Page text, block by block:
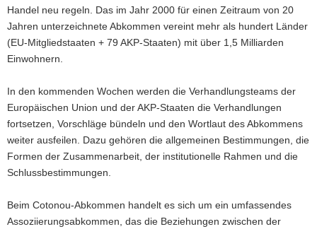
Handel neu regeln. Das im Jahr 2000 für einen Zeitraum von 20
Jahren unterzeichnete Abkommen vereint mehr als hundert Länder
(EU-Mitgliedstaaten + 79 AKP-Staaten) mit über 1,5 Milliarden
Einwohnern.
In den kommenden Wochen werden die Verhandlungsteams der
Europäischen Union und der AKP-Staaten die Verhandlungen
fortsetzen, Vorschläge bündeln und den Wortlaut des Abkommens
weiter ausfeilen. Dazu gehören die allgemeinen Bestimmungen, die
Formen der Zusammenarbeit, der institutionelle Rahmen und die
Schlussbestimmungen.
Beim Cotonou-Abkommen handelt es sich um ein umfassendes
Assoziierungsabkommen, das die Beziehungen zwischen der